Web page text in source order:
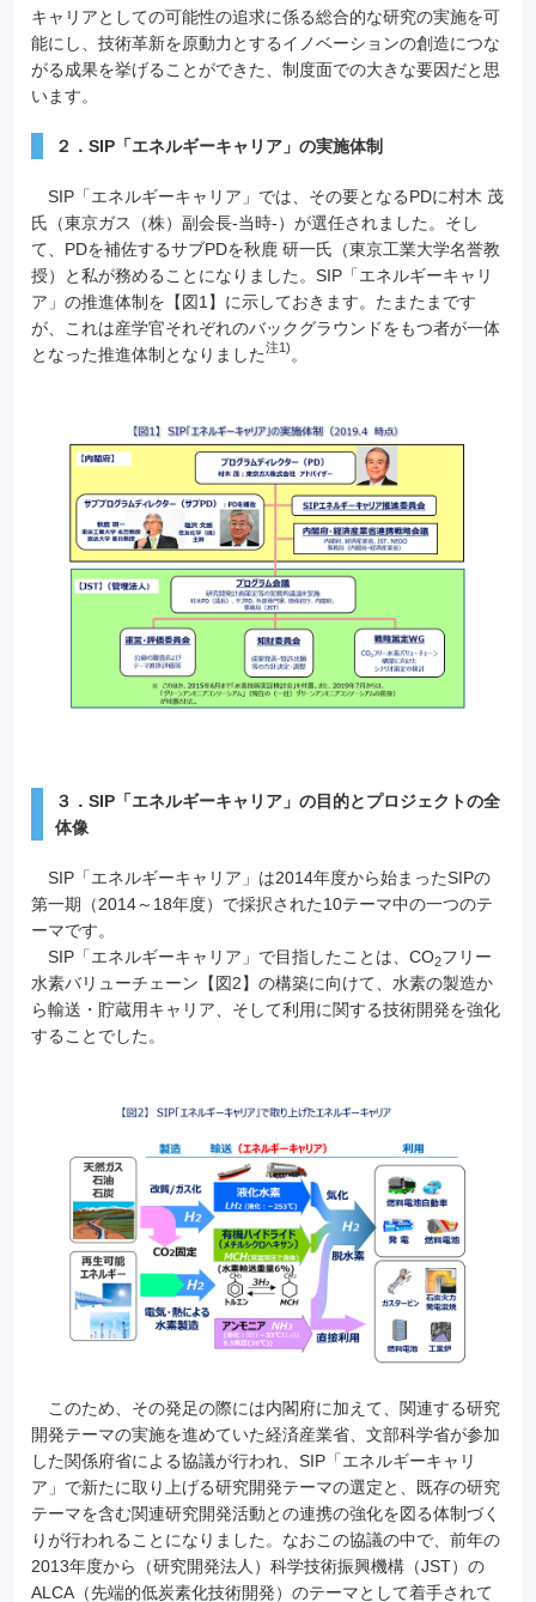
キャリアとしての可能性の追求に係る総合的な研究の実施を可
能にし、技術革新を原動力とするイノベーションの創造につな
がる成果を挙げることができた、制度面での大きな要因だと思
います。
２．SIP「エネルギーキャリア」の実施体制
SIP「エネルギーキャリア」では、その要となるPDに村木 茂
氏（東京ガス（株）副会長-当時-）が選任されました。そし
て、PDを補佐するサブPDを秋鹿 研一氏（東京工業大学名誉教
授）と私が務めることになりました。SIP「エネルギーキャリ
ア」の推進体制を【図1】に示しておきます。たまたまです
が、これは産学官それぞれのバックグラウンドをもつ者が一体
となった推進体制となりました注1) 。
３．SIP「エネルギーキャリア」の目的とプロジェクトの全
体像
SIP「エネルギーキャリア」は2014年度から始まったSIPの
第一期（2014～18年度）で採択された10テーマ中の一つのテ
ーマです。
SIP「エネルギーキャリア」で目指したことは、CO2フリー
水素バリューチェーン【図2】の構築に向けて、水素の製造か
ら輸送・貯蔵用キャリア、そして利用に関する技術開発を強化
することでした。
このため、その発足の際には内閣府に加えて、関連する研究
開発テーマの実施を進めていた経済産業省、文部科学省が参加
した関係府省による協議が行われ、SIP「エネルギーキャリ
ア」で新たに取り上げる研究開発テーマの選定と、既存の研究
テーマを含む関連研究開発活動との連携の強化を図る体制づく
りが行われることになりました。なおこの協議の中で、前年の
2013年度から（研究開発法人）科学技術振興機構（JST）の
ALCA（先端的低炭素化技術開発）のテーマとして着手されて